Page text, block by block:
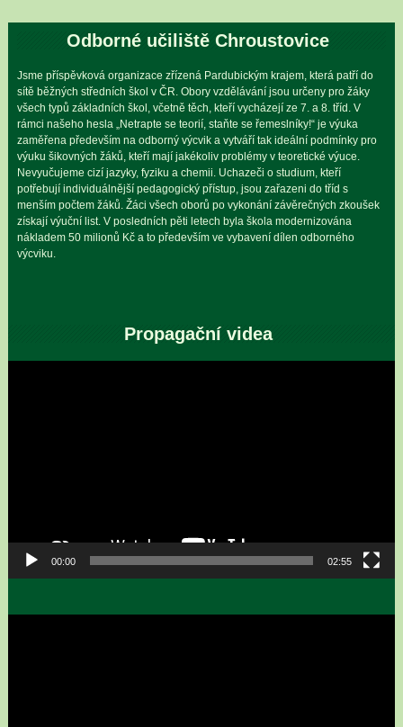
Odborné učiliště Chroustovice
Jsme příspěvková organizace zřízená Pardubickým krajem, která patří do
sítě běžných středních škol v ČR. Obory vzdělávání jsou určeny pro žáky
všech typů základních škol, včetně těch, kteří vycházejí ze 7. a 8. tříd. V
rámci našeho hesla „Netrapte se teorií, staňte se řemeslníky!“ je výuka
zaměřena především na odborný výcvik a vytváří tak ideální podmínky pro
výuku šikovných žáků, kteří mají jakékoliv problémy v teoretické výuce.
Nevyučujeme cizí jazyky, fyziku a chemii. Uchazeči o studium, kteří
potřebují individuálnější pedagogický přístup, jsou zařazeni do tříd s
menším počtem žáků. Žáci všech oborů po vykonání závěrečných zkoušek
získají výuční list. V posledních pěti letech byla škola modernizována
nákladem 50 milionů Kč a to především ve vybavení dílen odborného
výcviku.
Propagační videa
00:00 02:55